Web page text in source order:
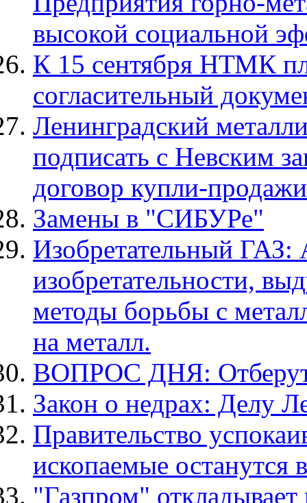
высокой социальной
К 15 сентября НТМК
согласительный
Ленинградский
подписать с Невским
договор купли-
Замены в "СИБУРе"
Изобретательный ГАЗ:
изобретательности,
методы борьбы с
на металл.
ВОПРОС ДНЯ: Отберут
Закон о недрах: Делу
Правительство
ископаемые останутся
"Газпром"